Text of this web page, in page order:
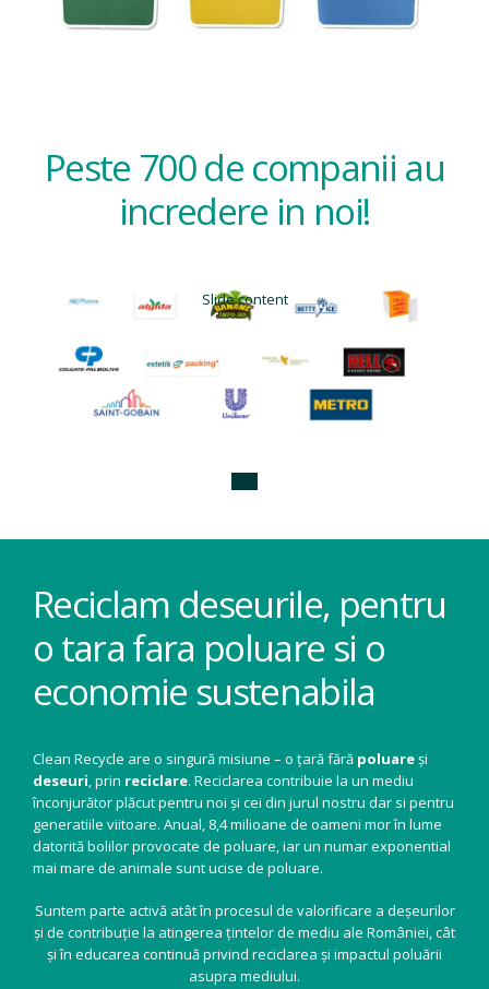
Peste 700 de companii au
incredere in noi!
Slide content
Reciclam deseurile, pentru
o tara fara poluare si o
economie sustenabila
Clean Recycle are o singură misiune – o țară fără poluareși
deseuri, prin reciclare. Reciclarea contribuie la un mediu
înconjurător plăcut pentru noi și cei din jurul nostru dar si pentru
generatiile viitoare. Anual, 8,4 milioane de oameni mor în lume
datorită bolilor provocate de poluare, iar un numar exponential
mai mare de animale sunt ucise de poluare.
Suntem parte activă atât în procesul de valorificare a deșeurilor
și de contribuție la atingerea țintelor de mediu ale României, cât
și în educarea continuă privind reciclarea și impactul poluării
asupra mediului.